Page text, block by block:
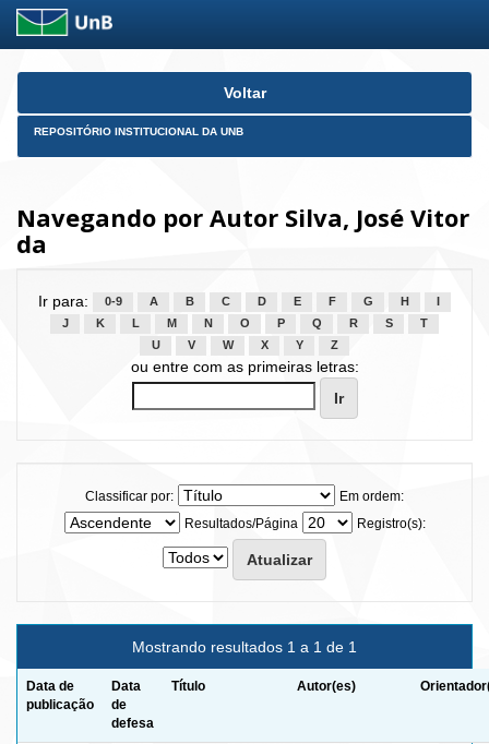
Skip
Voltar
REPOSITÓRIO INSTITUCIONAL DA UNB
Navegando por Autor Silva, José Vitor
da
Ir para: 0-9 A B C D E F G H
J
K L M N O P Q R S
T
U
V W X Y Z
ou entre com as primeiras letras:
Classificar por:
Em ordem:
Resultados/Página
Registro(s):
Mostrando resultados 1 a 1 de 1
Data de
publicação
Data
de
defesa
Título Autor(es)